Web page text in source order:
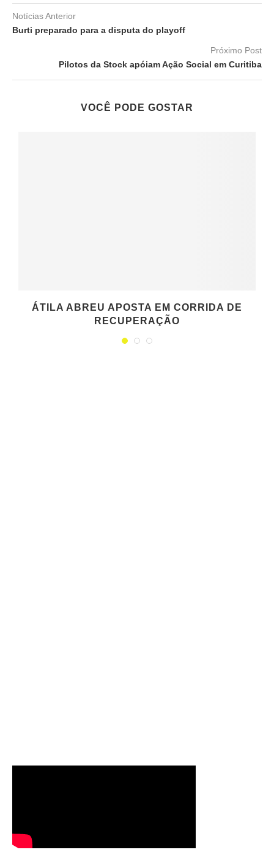
Notícias Anterior
Burti preparado para a disputa do playoff
Próximo Post
Pilotos da Stock apóiam Ação Social em Curitiba
VOCÊ PODE GOSTAR
ÁTILA ABREU APOSTA EM CORRIDA DE
RECUPERAÇÃO